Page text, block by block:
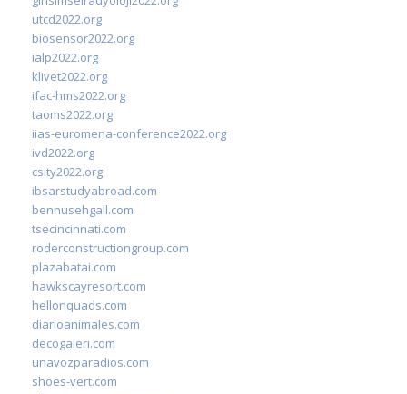
utcd2022.org
biosensor2022.org
ialp2022.org
klivet2022.org
ifac-hms2022.org
taoms2022.org
iias-euromena-conference2022.org
ivd2022.org
csity2022.org
ibsarstudyabroad.com
bennusehgall.com
tsecincinnati.com
roderconstructiongroup.com
plazabatai.com
hawkscayresort.com
hellonquads.com
diarioanimales.com
decogaleri.com
unavozparadios.com
shoes-vert.com